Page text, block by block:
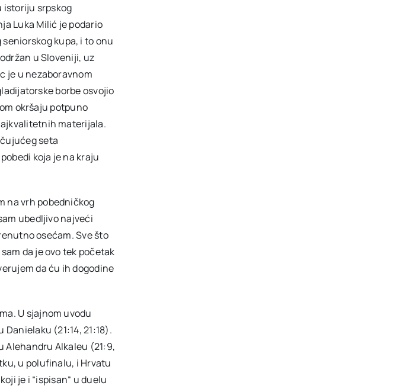
istoriju srpskog
Luka Milić je podario
kupa, i to onu
u Sloveniji, uz
je u nezaboravnom
borbe osvojio
okršaju potpuno
materijala.
seta
koja je na kraju
na vrh pobedničkog
ubedljivo najveći
osećam. Sve što
da je ovo tek početak
da ću ih dogodine
U sjajnom uvodu
(21:14, 21:18).
Alehandru Alkaleu (21:9,
u polufinalu, i Hrvatu
je i “ispisan“ u duelu